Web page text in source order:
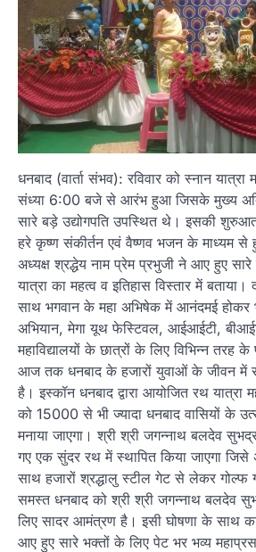
धनबाद (वार्ता संभव): रविवार को स्नान यात्रा
संध्या 6:00 बजे से आरंभ हुआ जिसके मुख्य
सारे बड़े उद्योगपति उपस्थित थे। इसकी
हरे कृष्ण संकीर्तन एवं वैष्णव भजन के माध्यम से
अध्यक्ष श्रद्धेय नाम प्रेम प्रभुजी ने आए हुए
यात्रा का महत्व व इतिहास विस्तार में
साथ भगवान के महा अभिषेक में आनंदमई होकर
अभियान, मेगा यूथ फेस्टिवल, आईआईटी,
महाविद्यालयों के छात्रों के लिए विभिन्न तरह के
आज तक धनबाद के हजारों युवाओं के जीवन में
है। इस्कॉन धनबाद द्वारा आयोजित रथ
को 15000 से भी ज्यादा धनबाद वासियों के
मनाया जाएगा। श्री श्री जगन्नाथ बलदेव
गए एक सुंदर रथ में स्थापित किया जाएगा जिसे
साथ हजारों श्रद्धालु स्टील गेट से लेकर गोल्फ
समस्त धनबाद को श्री श्री जगन्नाथ बलदेव
लिए सादर आमंत्रण है। इसी घोषणा के साथ
आए हुए सारे भक्तों के लिए पेट भर भव्य